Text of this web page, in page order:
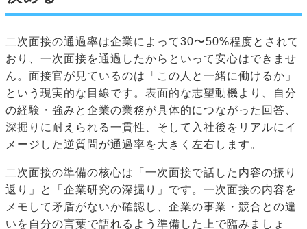
二次面接の通過率は企業によって30〜50%程度とされて
おり、一次面接を通過したからといって安心はできませ
ん。面接官が見ているのは「この人と一緒に働けるか」
という現実的な目線です。表面的な志望動機より、自分
の経験・強みと企業の業務が具体的につながった回答、
深掘りに耐えられる一貫性、そして入社後をリアルにイ
メージした逆質問が通過率を大きく左右します。
二次面接の準備の核心は「一次面接で話した内容の振り
返り」と「企業研究の深掘り」です。一次面接の内容を
メモして矛盾がないか確認し、企業の事業・競合との違
いを自分の言葉で語れるよう準備した上で臨みましょ